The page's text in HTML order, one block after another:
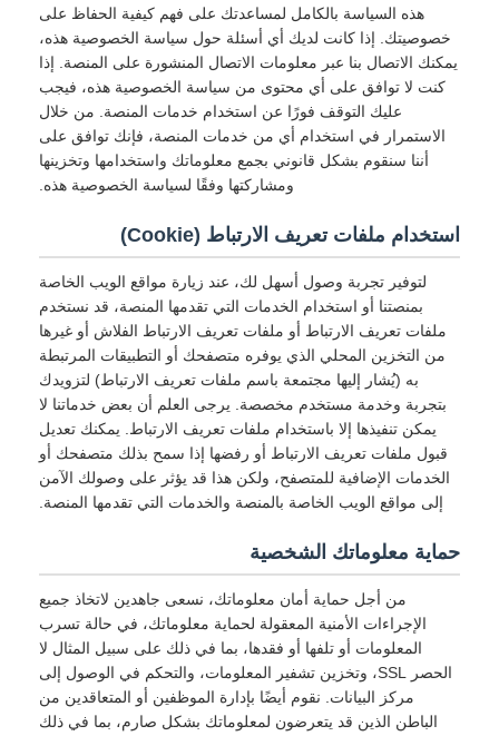
هذه السياسة بالكامل لمساعدتك على فهم كيفية الحفاظ على
خصوصيتك. إذا كانت لديك أي أسئلة حول سياسة الخصوصية هذه،
يمكنك الاتصال بنا عبر معلومات الاتصال المنشورة على المنصة. إذا
كنت لا توافق على أي محتوى من سياسة الخصوصية هذه، فيجب
عليك التوقف فورًا عن استخدام خدمات المنصة. من خلال
الاستمرار في استخدام أي من خدمات المنصة، فإنك توافق على
أننا سنقوم بشكل قانوني بجمع معلوماتك واستخدامها وتخزينها
ومشاركتها وفقًا لسياسة الخصوصية هذه.
استخدام ملفات تعريف الارتباط (Cookie)
لتوفير تجربة وصول أسهل لك، عند زيارة مواقع الويب الخاصة
بمنصتنا أو استخدام الخدمات التي تقدمها المنصة، قد نستخدم
ملفات تعريف الارتباط أو ملفات تعريف الارتباط الفلاش أو غيرها
من التخزين المحلي الذي يوفره متصفحك أو التطبيقات المرتبطة
به (يُشار إليها مجتمعة باسم ملفات تعريف الارتباط) لتزويدك
بتجربة وخدمة مستخدم مخصصة. يرجى العلم أن بعض خدماتنا لا
يمكن تنفيذها إلا باستخدام ملفات تعريف الارتباط. يمكنك تعديل
قبول ملفات تعريف الارتباط أو رفضها إذا سمح بذلك متصفحك أو
الخدمات الإضافية للمتصفح، ولكن هذا قد يؤثر على وصولك الآمن
إلى مواقع الويب الخاصة بالمنصة والخدمات التي تقدمها المنصة.
حماية معلوماتك الشخصية
من أجل حماية أمان معلوماتك، نسعى جاهدين لاتخاذ جميع
الإجراءات الأمنية المعقولة لحماية معلوماتك، في حالة تسرب
المعلومات أو تلفها أو فقدها، بما في ذلك على سبيل المثال لا
الحصر SSL، وتخزين تشفير المعلومات، والتحكم في الوصول إلى
مركز البيانات. نقوم أيضًا بإدارة الموظفين أو المتعاقدين من
الباطن الذين قد يتعرضون لمعلوماتك بشكل صارم، بما في ذلك